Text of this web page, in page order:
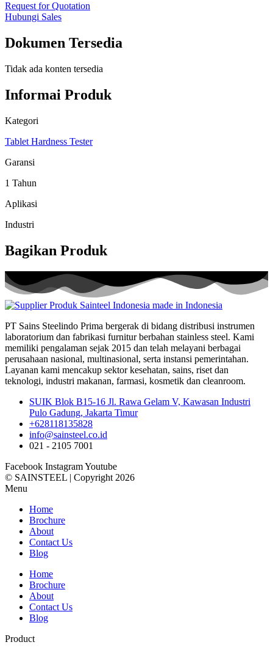
Request for Quotation
Hubungi Sales
Dokumen Tersedia
Tidak ada konten tersedia
Informai Produk
Kategori
Tablet Hardness Tester
Garansi
1 Tahun
Aplikasi
Industri
Bagikan Produk
PT Sains Steelindo Prima bergerak di bidang distribusi instrumen
laboratorium dan fabrikasi furnitur berbahan stainless steel. Kami
memiliki pengalaman sejak 2015 dan telah melayani berbagai
perusahaan nasional, multinasional, serta instansi pemerintahan.
Layanan kami mencakup sektor kesehatan, sains, riset dan
teknologi, industri makanan, farmasi, kosmetik dan cleanroom.
SUIK Blok B15-16 Jl. Rawa Gelam V, Kawasan Industri
Pulo Gadung, Jakarta Timur
+628118135828
info@sainsteel.co.id
021 - 2105 7001
Facebook InstagramYoutube
© SAINSTEEL | Copyright 2026
Menu
Home
Brochure
About
Contact Us
Blog
Home
Brochure
About
Contact Us
Blog
Product